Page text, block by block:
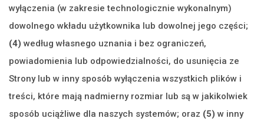
wyłączenia (w zakresie technologicznie wykonalnym)
dowolnego wkładu użytkownika lub dowolnej jego części;
(4) według własnego uznania i bez ograniczeń,
powiadomienia lub odpowiedzialności, do usunięcia ze
Strony lub w inny sposób wyłączenia wszystkich plików i
treści, które mają nadmierny rozmiar lub są w jakikolwiek
sposób uciążliwe dla naszych systemów; oraz (5) w inny